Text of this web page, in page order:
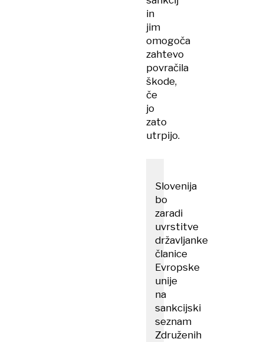
in
jim
omogoča
zahtevo
povračila
škode,
če
jo
zato
utrpijo.
Slovenija
bo
zaradi
uvrstitve
državljanke
članice
Evropske
unije
na
sankcijski
seznam
Združenih